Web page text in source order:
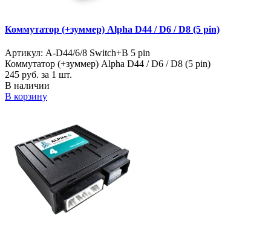
Коммутатор (+зуммер) Alpha D44 / D6 / D8 (5 pin)
Артикул: A-D44/6/8 Switch+B 5 pin
Коммутатор (+зуммер) Alpha D44 / D6 / D8 (5 pin)
245 руб. за 1 шт.
В наличии
В корзину